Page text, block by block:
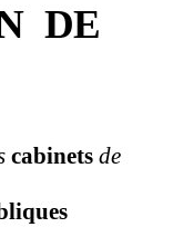
DE
cabinetsde